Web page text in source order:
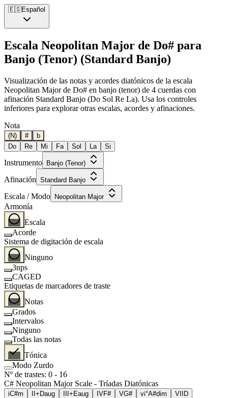
🇪🇸Español
Escala Neopolitan Major de Do# para
Banjo (Tenor) (Standard Banjo)
Visualización de las notas y acordes diatónicos de la escala
Neopolitan Major de Do# en banjo (tenor) de 4 cuerdas con
afinación Standard Banjo (Do Sol Re La). Usa los controles
inferiores para explorar otras escalas, acordes y afinaciones.
Nota
(N) #
b
Do
Re Mi Fa Sol La Si
Instrumento Banjo (Tenor)
Afinación Standard Banjo
Escala / Modo Neopolitan Major
Armonía
Escala
Acorde
Sistema de digitación de escala
Ninguno
3nps
CAGED
Etiquetas de marcadores de traste
Notas
Grados
Intervalos
Ninguno
Todas las notas
Tónica
Modo Zurdo
Nº de trastes: 0 - 16
C# Neopolitan Major Scale - Tríadas Diatónicas
iC#m II+ Daug III+ Eaug IVF# VG# vi°A#dim VII D